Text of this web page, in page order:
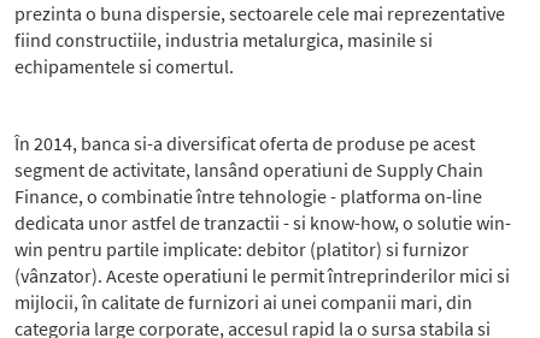
prezinta o buna dispersie, sectoarele cele mai reprezentative
fiind constructiile, industria metalurgica, masinile si
echipamentele si comertul.
În 2014, banca si-a diversificat oferta de produse pe acest
segment de activitate, lansând operatiuni de Supply Chain
Finance, o combinatie între tehnologie - platforma on-line
dedicata unor astfel de tranzactii - si know-how, o solutie win-
win pentru partile implicate: debitor (platitor) si furnizor
(vânzator). Aceste operatiuni le permit întreprinderilor mici si
mijlocii, în calitate de furnizori ai unei companii mari, din
categoria large corporate, accesul rapid la o sursa stabila si